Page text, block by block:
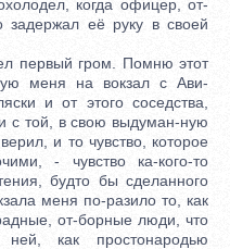
когда офицер, от-
задержал её руку в своей
первый гром. Помню этот
меня на вокзал с Ави-
и от этого соседства,
с той, в свою выдуман-ную
и то чувство, которое
- чувство ка-кого-то
будто бы сделанного
меня по-разило то, как
от-борные люди, что
как простонародью